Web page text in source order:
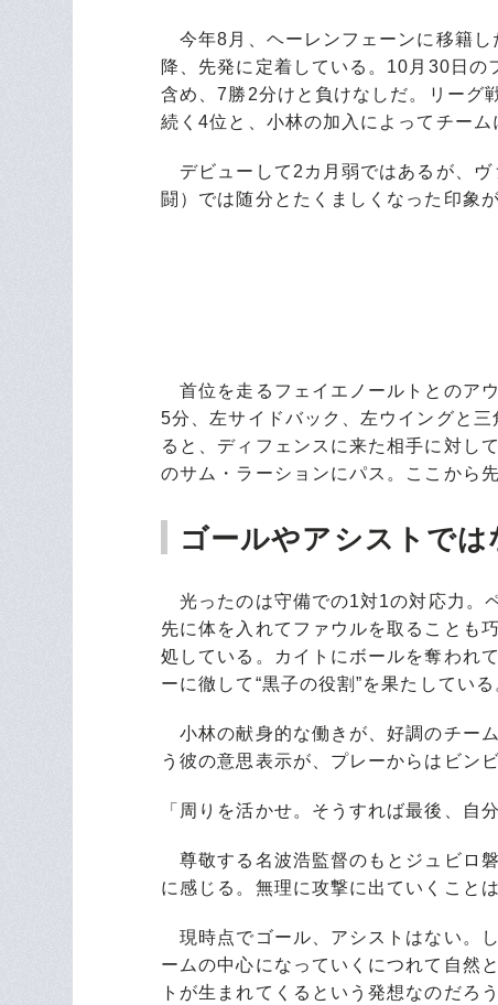
今年8月、ヘーレンフェーンに移籍し
降、先発に定着している。10月30日の
含め、7勝2分けと負けなしだ。リーグ
続く4位と、小林の加入によってチーム
デビューして2カ月弱ではあるが、ヴ
闘）では随分とたくましくなった印象が
首位を走るフェイエノールトとのア
5分、左サイドバック、左ウイングと
ると、ディフェンスに来た相手に対し
のサム・ラーションにパス。ここから
ゴールやアシストでは
光ったのは守備での1対1の対応力。
先に体を入れてファウルを取ることも
処している。カイトにボールを奪われ
ーに徹して“黒子の役割”を果たしている
小林の献身的な働きが、好調のチー
う彼の意思表示が、プレーからはビン
「周りを活かせ。そうすれば最後、自
尊敬する名波浩監督のもとジュビロ
に感じる。無理に攻撃に出ていくこと
現時点でゴール、アシストはない。
ームの中心になっていくにつれて自然
トが生まれてくるという発想なのだろう